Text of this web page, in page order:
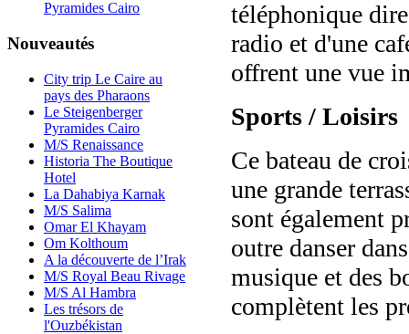
téléphonique
radio et d'une
offrent une vue
Sports / Loisirs
Ce bateau de
une grande
sont également
outre danser
musique et des
complètent les
Pyramides Cairo
Nouveautés
City trip Le Caire au
pays des Pharaons
Le Steigenberger
Pyramides Cairo
M/S Renaissance
Historia The Boutique
Hotel
La Dahabiya Karnak
M/S Salima
Omar El Khayam
Om Kolthoum
A la découverte de l’Irak
M/S Royal Beau Rivage
M/S Al Hambra
Les trésors de
l'Ouzbékistan